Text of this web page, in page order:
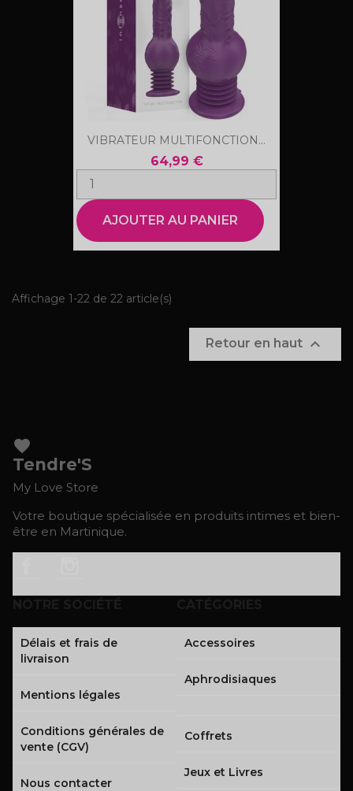
VIBRATEUR MULTIFONCTION...
64,99 €
AJOUTER AU PANIER
Affichage 1-22 de 22 article(s)
Retour en haut 
favorite
Tendre'S
My Love Store
Votre boutique spécialisée en produits intimes et bien-
être en Martinique.
Délais et frais de
livraison
Mentions légales
Conditions générales de
vente (CGV)
Nous contacter
Accessoires
Aphrodisiaques
Coffrets
Jeux et Livres